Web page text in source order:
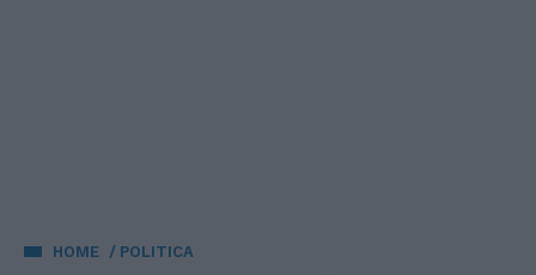
HOME POLITICA